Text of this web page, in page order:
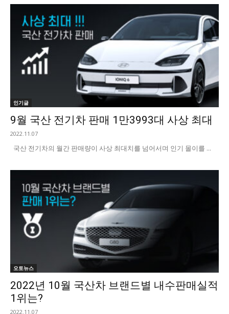
인기글
9월 국산 전기차 판매 1만3993대 사상 최대
2022.11.07
국산 전기차의 월간 판매량이 사상 최대치를 넘어서며 인기 몰이를 ...
오토뉴스
2022년 10월 국산차 브랜드별 내수판매실적
1위는?
2022.11.07